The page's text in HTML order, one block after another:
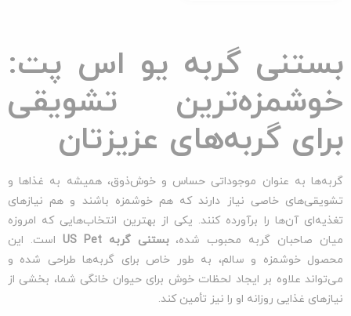
بستنی گربه یو اس پت:
خوشمزه‌ترین تشویقی
برای گربه‌های عزیزتان
گربه‌ها به عنوان موجوداتی حساس و خوش‌ذوق، همیشه به غذاها و
تشویقی‌های خاصی نیاز دارند که هم خوشمزه باشند و هم نیازهای
تغذیه‌ای آن‌ها را برآورده کنند. یکی از بهترین انتخاب‌هایی که امروزه
میان صاحبان گربه محبوب شده،بستنی گربه US Pet
است. این
محصول خوشمزه و سالم، به طور خاص برای گربه‌ها طراحی شده و
می‌تواند علاوه بر ایجاد لحظات خوش برای حیوان خانگی شما، بخشی از
نیازهای غذایی روزانه او را نیز تأمین کند.